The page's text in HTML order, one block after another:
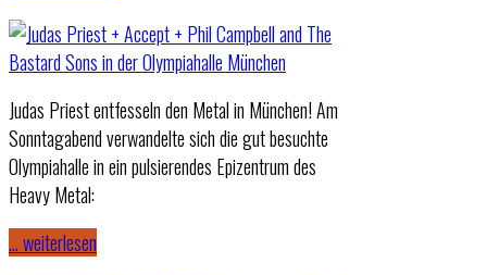
Judas Priest entfesseln den Metal in München! Am
Sonntagabend verwandelte sich die gut besuchte
Olympiahalle in ein pulsierendes Epizentrum des
Heavy Metal:
… weiterlesen